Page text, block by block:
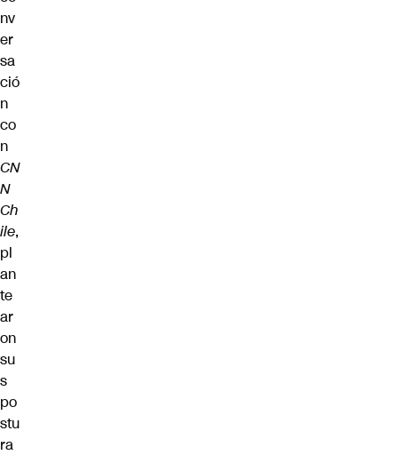
nv
er
sa
ció
n
co
n
CN
N
Ch
ile,
pl
an
te
ar
on
su
s
po
stu
ra